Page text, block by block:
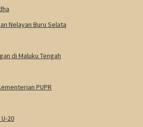
Nelayan Buru Selata
di Maluku Tengah
PUPR
20